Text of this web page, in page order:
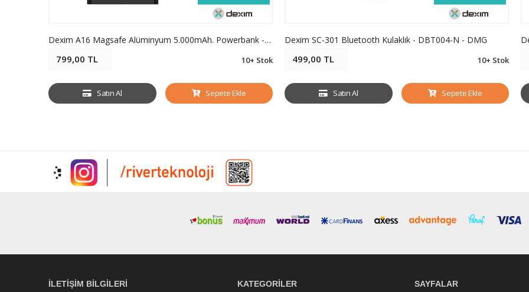
Dexim A16 Magsafe Alüminyum 5.000mAh. Powerbank - DCA0064 - DMG
799,00 TL 10+ Stok
Satın Al Sepete Ekle
Dexim SC-301 Bluetooth Kulaklık - DBT004-N - DMG
499,00 TL 10+ Stok
Satın Al Sepete Ekle
İLETIŞIM BILGILERI KATEGORILER SAYFALAR